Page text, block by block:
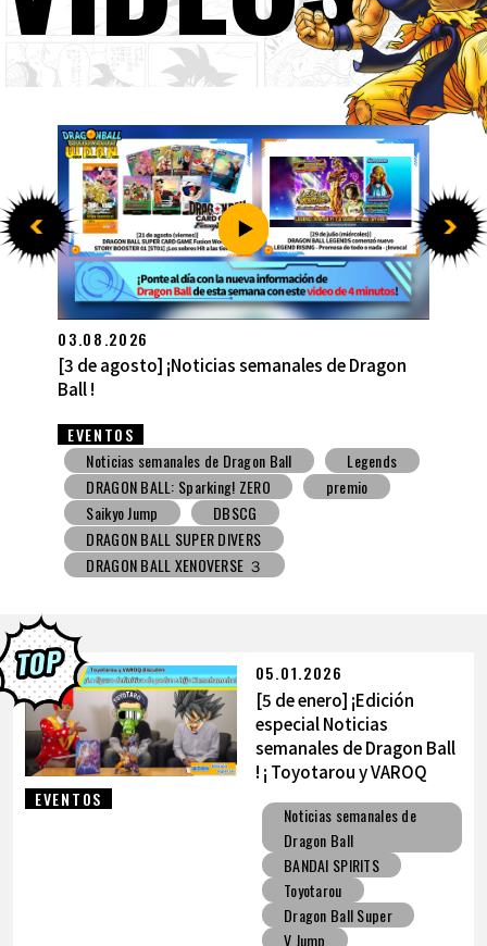
27.07.2026
[27 de julio] ¡Noticias semanales de Dragon Ball
!
EVENTOS
Noticias semanales de Dragon Ball
Snack con juguete
V Jump
DBSCG
DRAGON BALL SUPER DIVERS
DRAGON BALL XENOVERSE ３
DRAGON BALL GEKISHIN SQUADRA
DRAGON BALL: Sparking! ZERO
Gashapon
BANDAI
EVENTOS
05.01.2026
[5 de enero] ¡Edición
especial Noticias
semanales de Dragon Ball
! ¡ Toyotarou y VAROQ
definitiva de
Kamehameha padre-hijo!
Noticias semanales de
Dragon Ball
BANDAI SPIRITS
Toyotarou
Dragon Ball Super
V Jump